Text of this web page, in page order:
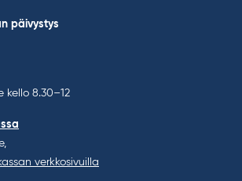
päivystys
kello 8.30–12
verkkosivuilla